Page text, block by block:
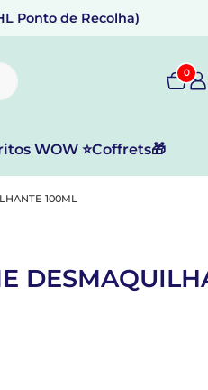
Ponto de Recolha)
0
WOW ⭐Coffrets🎁
100ML